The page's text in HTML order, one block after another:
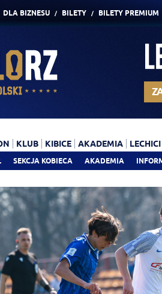
DLA BIZNESU BILETY BILETY PREMIUM
SEKCJA KOBIECA AKADEMIA
KLUB KIBICE AKADEMIA LECHICI